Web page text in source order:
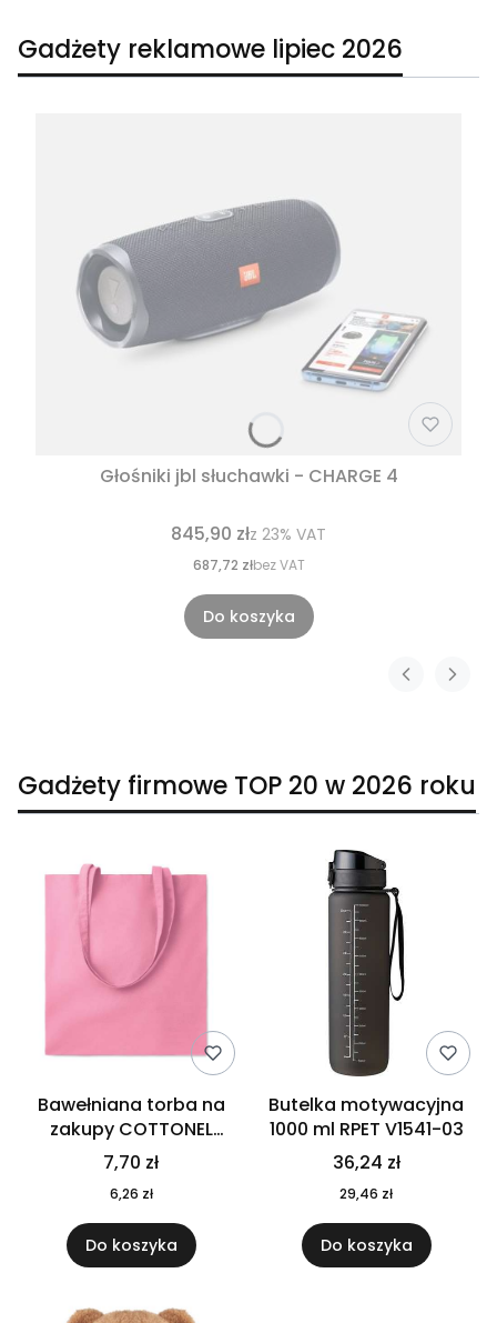
Gadżety reklamowe lipiec 2026
Głośniki jbl słuchawki - CHARGE 4
845,90 złz 23% VAT
687,72 złbez VAT
Do koszyka
Gadżety firmowe TOP 20 w 2026 roku
Bawełniana torba na
zakupy COTTONEL
COLOUR++ MO9846-11
7,70 zł
6,26 zł
Do koszyka
Butelka motywacyjna
1000 ml RPET V1541-03
36,24 zł
29,46 zł
Do koszyka